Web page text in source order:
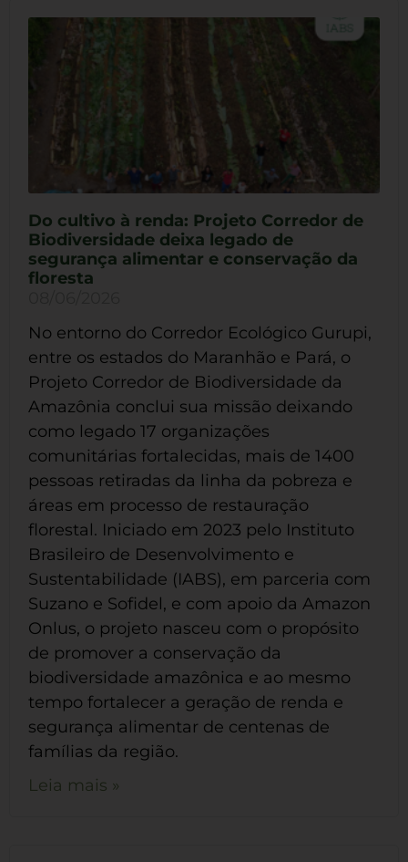
Do cultivo à renda: Projeto Corredor de
Biodiversidade deixa legado de
segurança alimentar e conservação da
floresta
No entorno do Corredor Ecológico Gurupi,
entre os estados do Maranhão e Pará, o
Projeto Corredor de Biodiversidade da
Amazônia conclui sua missão deixando
como legado 17 organizações
comunitárias fortalecidas, mais de 1400
pessoas retiradas da linha da pobreza e
áreas em processo de restauração
florestal. Iniciado em 2023 pelo Instituto
Brasileiro de Desenvolvimento e
Sustentabilidade (IABS), em parceria com
Suzano e Sofidel, e com apoio da Amazon
Onlus, o projeto nasceu com o propósito
de promover a conservação da
biodiversidade amazônica e ao mesmo
tempo fortalecer a geração de renda e
segurança alimentar de centenas de
famílias da região.
Leia mais »